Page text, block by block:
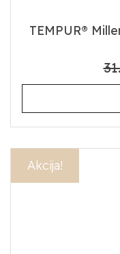
TEMPUR®
Akcija!